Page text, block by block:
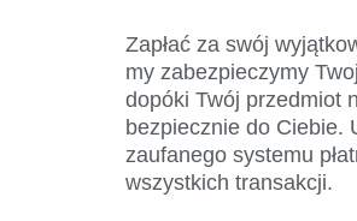
Zapłać za swój
my zabezpieczymy
dopóki Twój przedmiot
bezpiecznie do Ciebie.
zaufanego systemu
wszystkich transakcji.